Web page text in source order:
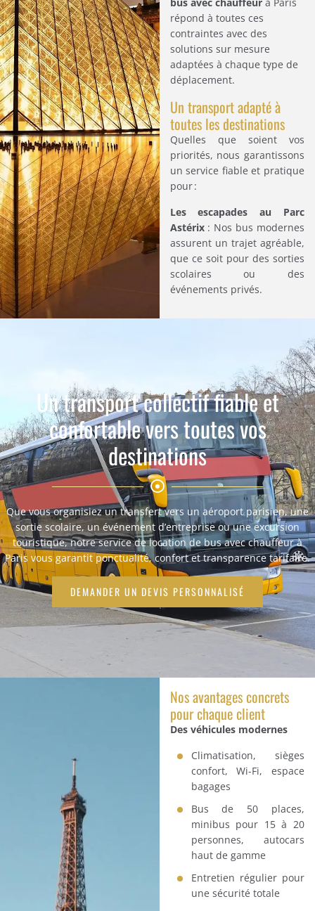
répond à toutes ces
contraintes avec des
solutions sur mesure
adaptées à chaque type de
déplacement.
Un transport adapté à
toutes les destinations
Quelles que soient vos
priorités, nous garantissons
un service fiable et pratique
pour :
Les escapades au Parc
Astérix: Nos bus modernes
assurent un trajet agréable,
que ce soit pour des sorties
scolaires ou des
événements privés.
Un transport collectif fiable et
confortable vers toutes vos
destinations
Que vous organisiez un transfert vers un aéroport parisien, une
sortie scolaire, un événement d’entreprise ou une excursion
touristique, notre service de location de bus avec chauffeur à
Paris vous garantit ponctualité, confort et transparence tarifaire.
DEMANDER UN DEVIS PERSONNALISÉ
Nos avantages concrets
pour chaque client
Des véhicules modernes
Climatisation, sièges
confort, Wi-Fi, espace
bagages
Bus de 50 places,
minibus pour 15 à 20
personnes, autocars
haut de gamme
Entretien régulier pour
une sécurité totale